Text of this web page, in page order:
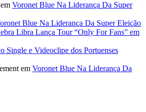
em Voronet Blue Na Liderança Da Super
Blue Na Liderança Da Super Eleição
Libra Lança Tour “Only For Fans” em
Single e Videoclipe dos Portuenses
em Voronet Blue Na Liderança Da